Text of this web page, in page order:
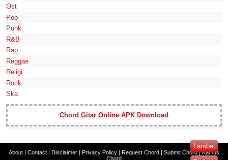
Lambat
Ost
Pop
Punk
R&B
Rap
Reggae
Religi
Rock
Ska
Chord Gitar Online APK Download
About Contact Disclaimer Privacy Policy Request Chord Submit Chord|Kamus
Chord